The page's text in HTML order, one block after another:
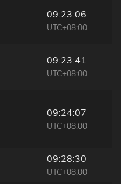
09:23:06
UTC+08:00
09:23:41
UTC+08:00
09:24:07
UTC+08:00
09:28:30
UTC+08:00